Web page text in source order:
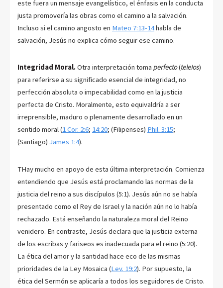
este fuera un mensaje evangelístico, el énfasis en la conducta
justa promovería las obras como el camino a la salvación.
Incluso si el camino angosto en Mateo 7:13-14habla de
salvación, Jesús no explica cómo seguir ese camino.
Integridad Moral.Otra interpretación toma perfecto(teleios)
para referirse a su significado esencial de integridad, no
perfección absoluta o impecabilidad como en la justicia
perfecta de Cristo. Moralmente, esto equivaldría a ser
irreprensible, maduro o plenamente desarrollado en un
sentido moral (1 Cor. 2:6; 14:20; (Filipenses) Phil. 3:15;
(Santiago) James 1:4).
THay mucho en apoyo de esta última interpretación. Comienza
entendiendo que Jesús está proclamando las normas de la
justicia del reino a sus discípulos (5:1). Jesús aún no se había
presentado como el Rey de Israel y la nación aún no lo había
rechazado. Está enseñando la naturaleza moral del Reino
venidero. En contraste, Jesús declara que la justicia externa
de los escribas y fariseos es inadecuada para el reino (5:20).
La ética del amor y la santidad hace eco de las mismas
prioridades de la Ley Mosaica (Lev. 19:2). Por supuesto, la
ética del Sermón se aplicaría a todos los seguidores de Cristo.